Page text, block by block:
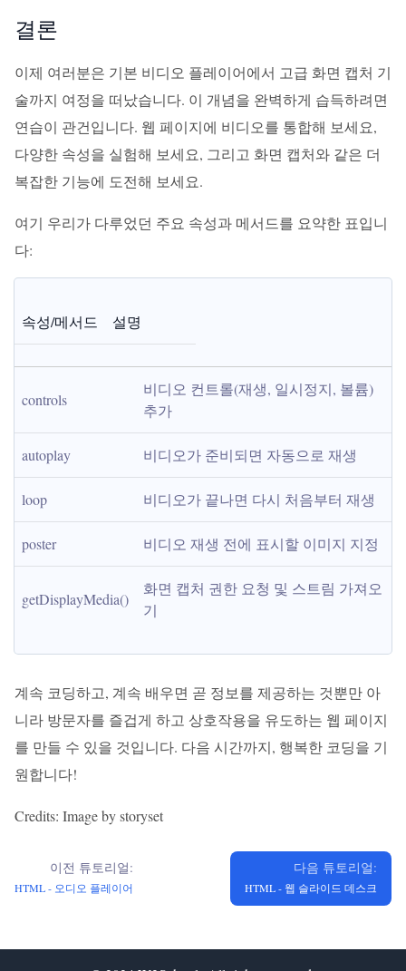
결론
이제 여러분은 기본 비디오 플레이어에서 고급 화면 캡처 기
술까지 여정을 떠났습니다. 이 개념을 완벽하게 습득하려면
연습이 관건입니다. 웹 페이지에 비디오를 통합해 보세요,
다양한 속성을 실험해 보세요, 그리고 화면 캡처와 같은 더
복잡한 기능에 도전해 보세요.
여기 우리가 다루었던 주요 속성과 메서드를 요약한 표입니
다:
속성/메서드 설명
controls
비디오 컨트롤(재생, 일시정지, 볼륨)
추가
autoplay 비디오가 준비되면 자동으로 재생
loop 비디오가 끝나면 다시 처음부터 재생
poster 비디오 재생 전에 표시할 이미지 지정
getDisplayMedia()
화면 캡처 권한 요청 및 스트림 가져오
기
계속 코딩하고, 계속 배우면 곧 정보를 제공하는 것뿐만 아
니라 방문자를 즐겁게 하고 상호작용을 유도하는 웹 페이지
를 만들 수 있을 것입니다. 다음 시간까지, 행복한 코딩을 기
원합니다!
Credits: Image by storyset
이전 튜토리얼:
HTML - 오디오 플레이어
다음 튜토리얼:
HTML - 웹 슬라이드 데스크